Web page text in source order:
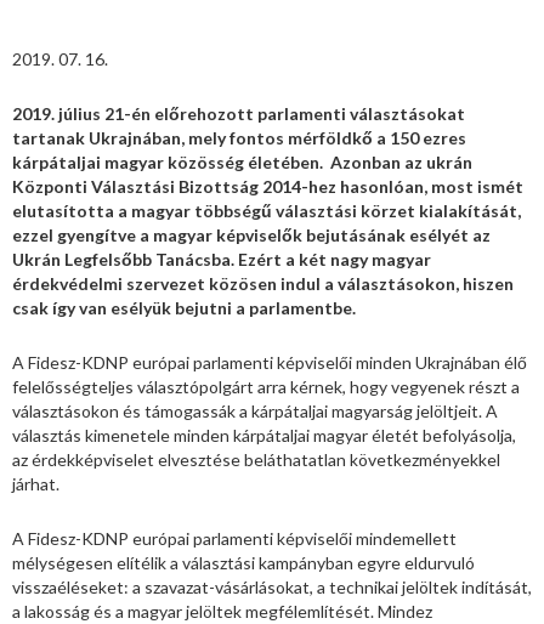
2019. 07. 16.
2019. július 21-én előrehozott parlamenti választásokat
tartanak Ukrajnában, mely fontos mérföldkő a 150 ezres
kárpátaljai magyar közösség életében. Azonban az ukrán
Központi Választási Bizottság 2014-hez hasonlóan, most ismét
elutasította a magyar többségű választási körzet kialakítását,
ezzel gyengítve a magyar képviselők bejutásának esélyét az
Ukrán Legfelsőbb Tanácsba. Ezért a két nagy magyar
érdekvédelmi szervezet közösen indul a választásokon, hiszen
csak így van esélyük bejutni a parlamentbe.
A Fidesz-KDNP európai parlamenti képviselői minden Ukrajnában élő
felelősségteljes választópolgárt arra kérnek, hogy vegyenek részt a
választásokon és támogassák a kárpátaljai magyarság jelöltjeit. A
választás kimenetele minden kárpátaljai magyar életét befolyásolja,
az érdekképviselet elvesztése beláthatatlan következményekkel
járhat.
A Fidesz-KDNP európai parlamenti képviselői mindemellett
mélységesen elítélik a választási kampányban egyre eldurvuló
visszaéléseket: a szavazat-vásárlásokat, a technikai jelöltek indítását,
a lakosság és a magyar jelöltek megfélemlítését. Mindez